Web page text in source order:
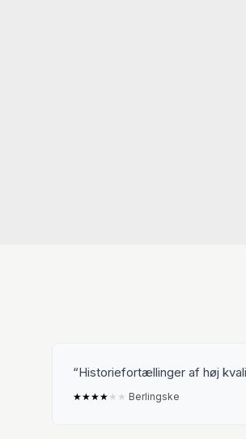
Historiefortællinger af høj
★★★★ ★ ★ Berlingske